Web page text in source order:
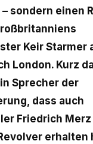
sondern einen
Keir Starmer
London. Kurz
Sprecher der
dass auch
Friedrich Merz
erhalten